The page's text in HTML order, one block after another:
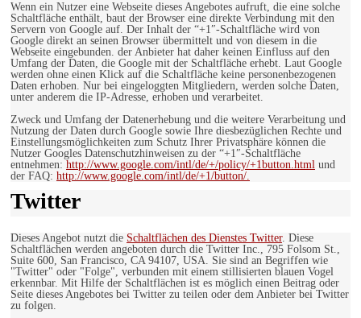
Wenn ein Nutzer eine Webseite dieses Angebotes aufruft, die eine solche
Schaltfläche enthält, baut der Browser eine direkte Verbindung mit den
Servern von Google auf. Der Inhalt der “+1″-Schaltfläche wird von
Google direkt an seinen Browser übermittelt und von diesem in die
Webseite eingebunden. der Anbieter hat daher keinen Einfluss auf den
Umfang der Daten, die Google mit der Schaltfläche erhebt. Laut Google
werden ohne einen Klick auf die Schaltfläche keine personenbezogenen
Daten erhoben. Nur bei eingeloggten Mitgliedern, werden solche Daten,
unter anderem die IP-Adresse, erhoben und verarbeitet.
Zweck und Umfang der Datenerhebung und die weitere Verarbeitung und
Nutzung der Daten durch Google sowie Ihre diesbezüglichen Rechte und
Einstellungsmöglichkeiten zum Schutz Ihrer Privatsphäre können die
Nutzer Googles Datenschutzhinweisen zu der “+1″-Schaltfläche
entnehmen: http://www.google.com/intl/de/+/policy/+1button.html und
der FAQ: http://www.google.com/intl/de/+1/button/.
Twitter
Dieses Angebot nutzt die Schaltflächen des Dienstes Twitter. Diese
Schaltflächen werden angeboten durch die Twitter Inc., 795 Folsom St.,
Suite 600, San Francisco, CA 94107, USA. Sie sind an Begriffen wie
"Twitter" oder "Folge", verbunden mit einem stillisierten blauen Vogel
erkennbar. Mit Hilfe der Schaltflächen ist es möglich einen Beitrag oder
Seite dieses Angebotes bei Twitter zu teilen oder dem Anbieter bei Twitter
zu folgen.